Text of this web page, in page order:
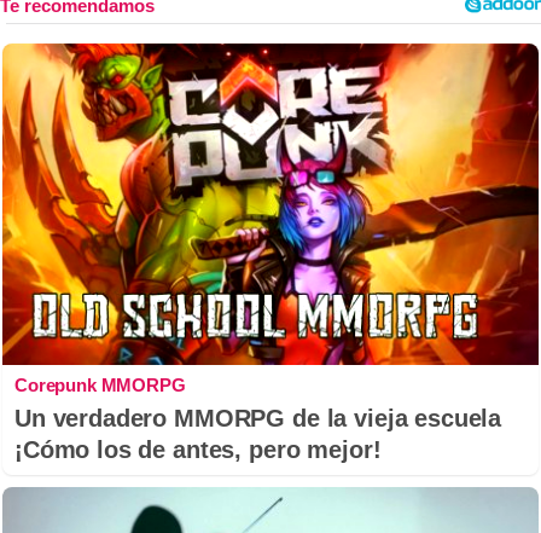
Corepunk MMORPG
Un verdadero MMORPG de la vieja escuela
¡Cómo los de antes, pero mejor!